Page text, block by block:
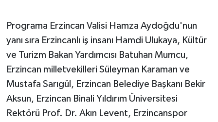
Programa Erzincan Valisi Hamza Aydoğdu'nun
yanı sıra Erzincanlı iş insanı Hamdi Ulukaya, Kültür
ve Turizm Bakan Yardımcısı Batuhan Mumcu,
Erzincan milletvekilleri Süleyman Karaman ve
Mustafa Sarıgül, Erzincan Belediye Başkanı Bekir
Aksun, Erzincan Binali Yıldırım Üniversitesi
Rektörü Prof. Dr. Akın Levent, Erzincanspor